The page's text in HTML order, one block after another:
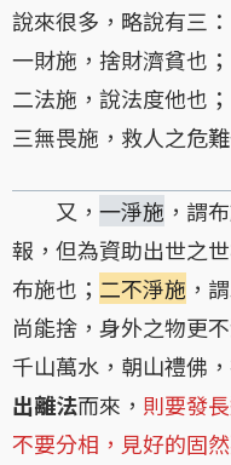
說來很多，略說有三：
一財施，捨財濟貧也；
二法施，說法度他也；
三無畏施，救人之危難
又， 一淨施 ，謂
報，但為資助出世之
布施也； 二不淨施 ，
尚能捨，身外之物更
千山萬水，朝山禮佛
出離法而來， 則要發
不要分相，見好的固